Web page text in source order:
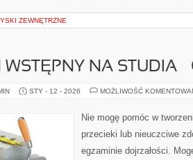
ZEWNĘTRZNE
WSTĘPNY NA STUDIA –
STY - 12 - 2026 MOŻLIWOŚĆ
Nie mogę pomóc w
przecieki lub nieuczciwe
egzaminie dojrzałości.